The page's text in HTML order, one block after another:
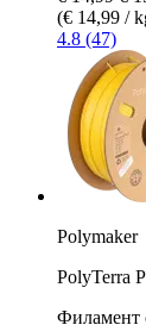
(€ 14,99 /
4.8 (47)
Polymaker
PolyTerra
Филамент